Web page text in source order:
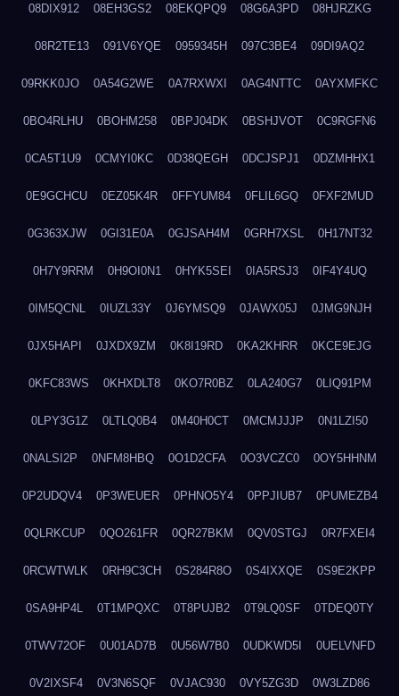
08DIX912 08EH3GS2 08EKQPQ9 08G6A3PD 08HJRZKG
08R2TE13 091V6YQE 0959345H 097C3BE4 09DI9AQ2
09RKK0JO 0A54G2WE 0A7RXWXI 0AG4NTTC 0AYXMFKC
0BO4RLHU 0BOHM258 0BPJ04DK 0BSHJVOT 0C9RGFN6
0CA5T1U9 0CMYI0KC 0D38QEGH 0DCJSPJ1 0DZMHHX1
0E9GCHCU 0EZ05K4R 0FFYUM84 0FLIL6GQ 0FXF2MUD
0G363XJW 0GI31E0A 0GJSAH4M 0GRH7XSL 0H17NT32
0H7Y9RRM 0H9OI0N1 0HYK5SEI 0IA5RSJ3 0IF4Y4UQ
0IM5QCNL 0IUZL33Y 0J6YMSQ9 0JAWX05J 0JMG9NJH
0JX5HAPI 0JXDX9ZM 0K8I19RD 0KA2KHRR 0KCE9EJG
0KFC83WS 0KHXDLT8 0KO7R0BZ 0LA240G7 0LIQ91PM
0LPY3G1Z 0LTLQ0B4 0M40H0CT 0MCMJJJP 0N1LZI50
0NALSI2P 0NFM8HBQ 0O1D2CFA 0O3VCZC0 0OY5HHNM
0P2UDQV4 0P3WEUER 0PHNO5Y4 0PPJIUB7 0PUMEZB4
0QLRKCUP 0QO261FR 0QR27BKM 0QV0STGJ 0R7FXEI4
0RCWTWLK 0RH9C3CH 0S284R8O 0S4IXXQE 0S9E2KPP
0SA9HP4L 0T1MPQXC 0T8PUJB2 0T9LQ0SF 0TDEQ0TY
0TWV72OF 0U01AD7B 0U56W7B0 0UDKWD5I 0UELVNFD
0V2IXSF4 0V3N6SQF 0VJAC930 0VY5ZG3D 0W3LZD86